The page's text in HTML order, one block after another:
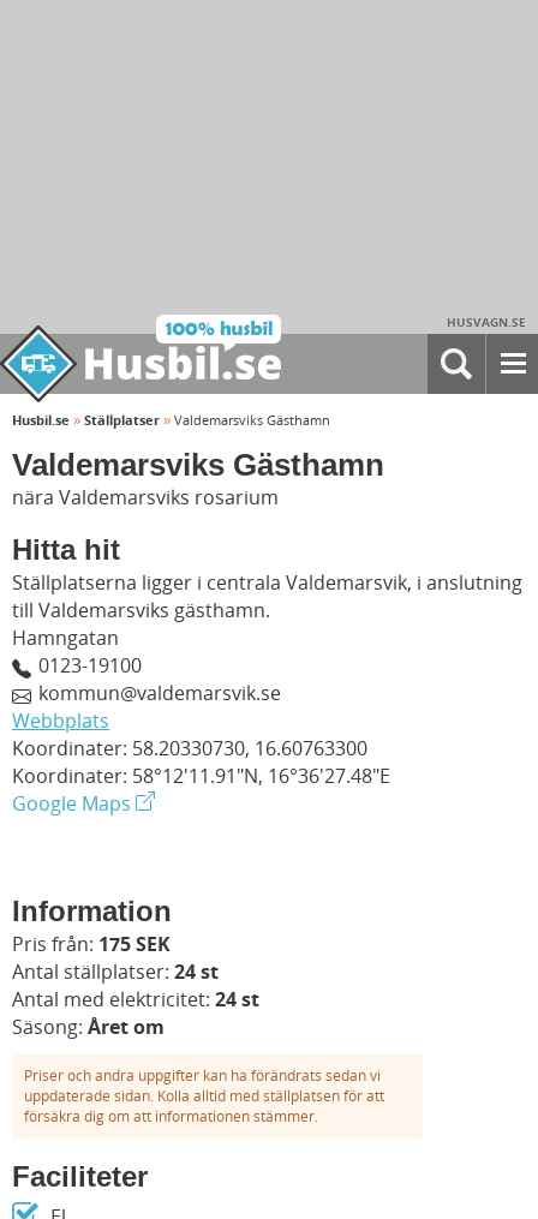
HUSVAGN.SE
Husbil.se » Ställplatser » Valdemarsviks Gästhamn
Valdemarsviks Gästhamn
nära Valdemarsviks rosarium
Hitta hit
Ställplatserna ligger i centrala Valdemarsvik, i anslutning
till Valdemarsviks gästhamn.
Hamngatan
0123-19100
kommun@valdemarsvik.se
Webbplats
Koordinater: 58.20330730, 16.60763300
Koordinater: 58°12'11.91"N, 16°36'27.48"E
Google Maps
Information
Pris från: 175 SEK
Antal ställplatser: 24 st
Antal med elektricitet: 24 st
Säsong: Året om
Priser och andra uppgifter kan ha förändrats sedan vi
uppdaterade sidan. Kolla alltid med ställplatsen för att
försäkra dig om att informationen stämmer.
Faciliteter